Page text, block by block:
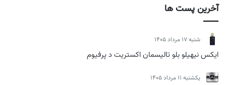
آخرین پست ها
شنبه 17 مرداد 1405
ایکس نیهیلو بلو تالیسمان اکستریت د پرفیوم
يكشنبه 11 مرداد 1405